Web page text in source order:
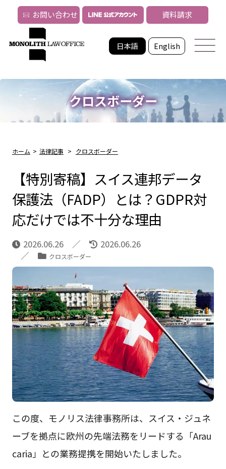
日本語 English
お問い合わせ 資料請求
クロスボーダー
ホーム > 法律記事 > クロスボーダー
【特別寄稿】スイス連邦データ
保護法（FADP）とは？GDPR対
応だけでは不十分な理由
2026.06.26 2026.06.26
クロスボーダー
この度、モノリス法律事務所は、スイス・ジュネ
ーブを拠点に欧州の先端法務をリードする「Arau
caria」との業務提携を開始いたしました。